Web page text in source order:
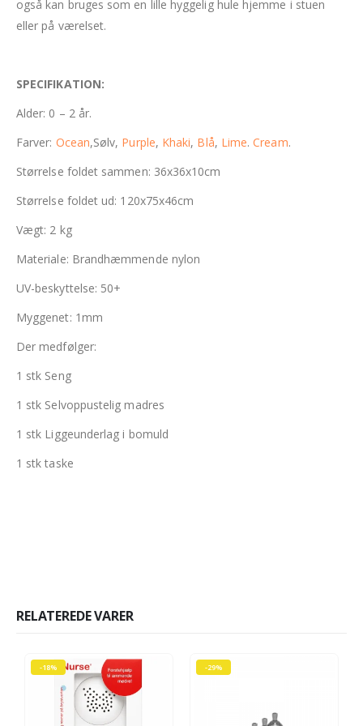
også kan bruges som en lille hyggelig hule hjemme i stuen
eller på værelset.
SPECIFIKATION:
Alder: 0 – 2 år.
Farver: Ocean,Sølv, Purple, Khaki, Blå, Lime.Cream.
Størrelse foldet sammen: 36x36x10cm
Størrelse foldet ud: 120x75x46cm
Vægt: 2 kg
Materiale: Brandhæmmende nylon
UV-beskyttelse: 50+
Myggenet: 1mm
Der medfølger:
1 stk Seng
1 stk Selvoppustelig madres
1 stk Liggeunderlag i bomuld
1 stk taske
RELATEREDE VARER
-18% -29%